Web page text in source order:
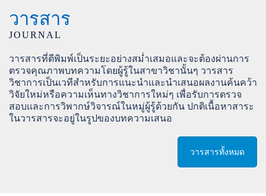
วารสาร
JOURNAL
วารสารที่ตีพิมพ์เป็นระยะอย่างสม่ำเสมอและจะต้องผ่านการ
ตรวจคุณภาพบทความโดยผู้รู้ในสาขาวิชานั้นๆ วารสาร
วิชาการเป็นเวทีสำหรับการแนะนำและนำเสนอผลงานค้นคว้า
วิจัยใหม่หรือความเห็นทางวิชาการใหม่ๆ เพื่อรับการตรวจ
สอบและการวิพากษ์วิจารณ์ในหมู่ผู้รู้ด้วยกัน ปกติเนื้อหาสาระ
ในวารสารจะอยู่ในรูปของบทความเสนอ
วารสารทั้งหมด